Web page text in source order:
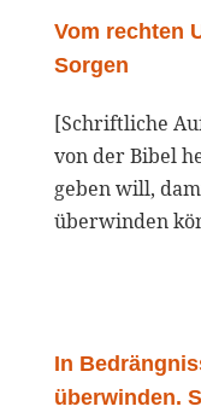
Vom rechten
Sorgen
[Schriftliche
von der Bibel
geben will,
überwinden
In
überwinden.